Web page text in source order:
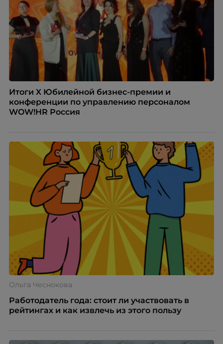
Итоги X Юбилейной бизнес-премии и
конференции по управлению персоналом
WOW!HR Россия
Ольга Чеснокова
Работодатель года: стоит ли участвовать в
рейтингах и как извлечь из этого пользу